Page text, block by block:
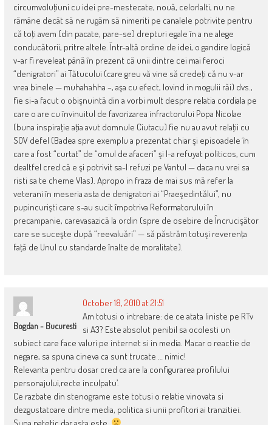
circumvoluţiuni cu idei pre-mestecate, nouă, celorlalti, nu ne
rămâne decât să ne rugăm să nimeriti pe canalele potrivite pentru
că toţi avem (din pacate, pare-se) drepturi egale în a ne alege
conducătorii, pritre altele. Într-altă ordine de idei, o gandire logică
v-ar fi reveleat până în prezent că unii dintre cei mai feroci
“denigratori” ai Tătucului (care greu vă vine să credeţi că nu v-ar
vrea binele — muhahahha –, aşa cu efect, lovind in mogulii răi) dvs.,
fie si-a facut o obişnuintă din a vorbi mult despre relatia cordiala pe
care o are cu învinuitul de favorizarea infractorului Popa Nicolae
(buna inspiraţie aţia avut domnule Ciutacu) fie nu au avut relaţii cu
SOV defel (Badea spre exemplu a prezentat chiar şi episoadele în
care a fost “curtat” de “omul de afaceri” şi l-a refuyat politicos, cum
dealtfel cred că e şi potrivit sa-l refuzi pe Vantul — daca nu vrei sa
risti sa te cheme Vlas). Apropo in fraza de mai sus mă refer la
veterani în meseria asta de denigratori ai “Praeşedintălui”, nu
pupincurişti care s-au sucit împotriva Reformatorului în
precampanie, carevasazică la ordin (spre de osebire de Încrucişător
care se suceşte după “reevaluări” — să păstrăm totuşi reverenţa
faţă de Unul cu standarde înalte de moralitate).
Bogdan - Bucuresti
October 18, 2010 at 21:51
Am totusi o intrebare: de ce atata liniste pe RTv
si A3? Este absolut penibil sa ocolesti un
subiect care face valuri pe internet si in media. Macar o reactie de
negare, sa spuna cineva ca sunt trucate … nimic!
Relevanta pentru dosar cred ca are la configurarea profilului
personajului,recte inculpatu’.
Ce razbate din stenograme este totusi o relatie vinovata si
dezgustatoare dintre media, politica si unii profitori ai tranzitiei.